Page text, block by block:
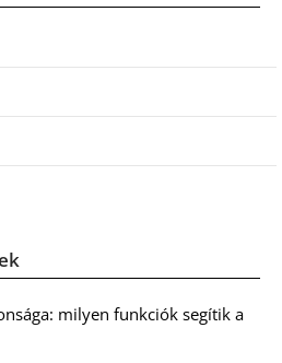
milyen funkciók segítik a